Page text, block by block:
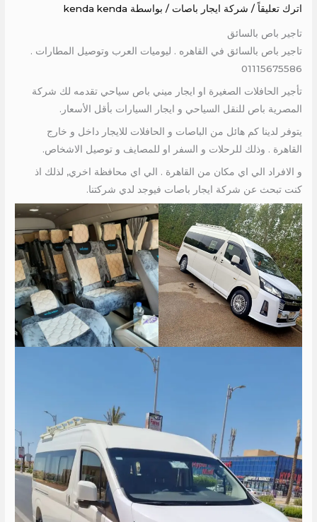
اترك تعليقاً / شركة ايجار باصات / بواسطة kenda kenda
تاجير باص بالسائق
تاجير باص بالسائق في القاهره . ليوميات العرب وتوصيل المطارات .
01115675586
تأجير الحافلات الصغيرة او ايجار ميني باص سياحي تقدمه لك شركة
المصرية باص للنقل السياحي و ايجار السيارات بأقل الأسعار.
يتوفر لدينا كم هائل من الباصات و الحافلات للايجار داخل و خارج
القاهرة . وذلك للرحلات و السفر او للمصايف و توصيل الاشخاص.
و الافراد الي اي مكان من القاهرة . الي اي محافظة اخري, لذلك اذ
كنت تبحث عن شركة ايجار باصات فيوجد لدي شركتنا.